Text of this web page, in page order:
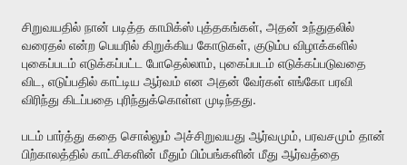
சிறுவயதில் நான் படித்த காமிக்ஸ் புத்தகங்கள், அதன் உந்துதலில்
வரைதல் என்ற பெயரில் கிறுக்கிய கோடுகள், குடும்ப விழாக்களில்
புகைப்படம் எடுக்கப்பட்ட போதெல்லாம், புகைப்படம் எடுக்கப்படுவதை
விட , எடுப்பதில் காட்டிய ஆர்வம் என அதன் வேர்கள் எங்கோ பரவி
விரிந்து கிடப்பதை புரிந்துக்கொள்ள முடிந்தது.
படம் பார்த்து கதை சொல்லும் அச்சிறுவயது ஆர்வமும், பரவசமும் தான்
பிற்காலத்தில் காட்சிகளின் மீதும் பிம்பங்களின் மீது ஆர்வத்தை